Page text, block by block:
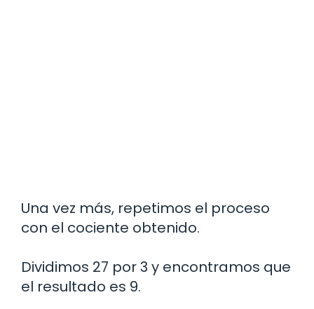
Una vez más, repetimos el proceso
con el cociente obtenido.
Dividimos 27 por 3 y encontramos que
el resultado es 9.